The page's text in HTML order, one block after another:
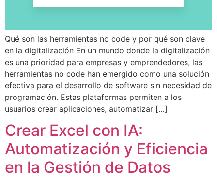
Qué son las herramientas no code y por qué son clave
en la digitalización En un mundo donde la digitalización
es una prioridad para empresas y emprendedores, las
herramientas no code han emergido como una solución
efectiva para el desarrollo de software sin necesidad de
programación. Estas plataformas permiten a los
usuarios crear aplicaciones, automatizar […]
Crear Excel con IA:
Automatización y Eficiencia
en la Gestión de Datos